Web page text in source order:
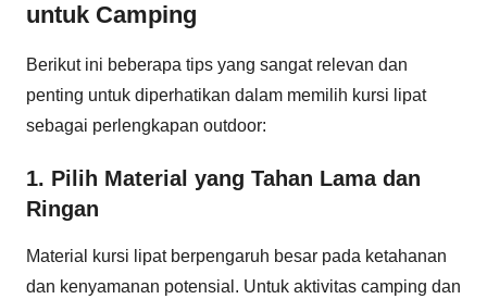
untuk Camping
Berikut ini beberapa tips yang sangat relevan dan
penting untuk diperhatikan dalam memilih kursi lipat
sebagai perlengkapan outdoor:
1. Pilih Material yang Tahan Lama dan
Ringan
Material kursi lipat berpengaruh besar pada ketahanan
dan kenyamanan potensial. Untuk aktivitas camping dan